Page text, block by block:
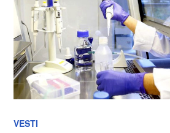
VESTI